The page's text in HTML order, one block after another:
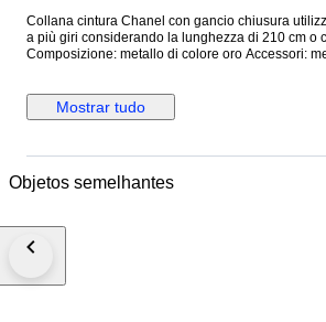
Collana cintura Chanel con gancio chiusura utilizzabile sia come collana
a più giri considerando la lunghezza di 210 cm o
Composizione: metallo di colore oro Accessori: metallici finitura oro 210
Mostrar tudo
Objetos semelhantes